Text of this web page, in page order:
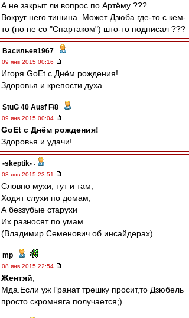
А не закрыт ли вопрос по Артёму ???
Вокруг него тишина. Может Дзюба где-то с кем-
то (но не со "Спартаком") што-то подписал ???
Васильев1967 -
09 янв 2015 00:16
Игоря GoEt с Днём рождения!
Здоровья и крепости духа.
StuG 40 Ausf F/8 -
09 янв 2015 00:04
GoEt с Днём рождения!
Здоровья и удачи!
-skeptik- -
08 янв 2015 23:51
Словно мухи, тут и там,
Ходят слухи по домам,
А беззубые старухи
Их разносят по умам
(Владимир Семенович об инсайдерах)
mp -
08 янв 2015 22:54
Жентяй
Мда.Если уж Гранат трешку просит,то Дзюбель
просто скромняга получается;)